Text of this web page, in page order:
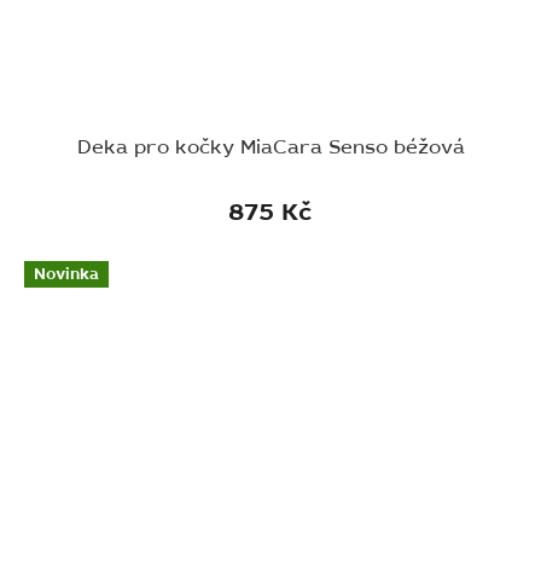
Deka pro kočky MiaCara Senso béžová
875 Kč
Novinka